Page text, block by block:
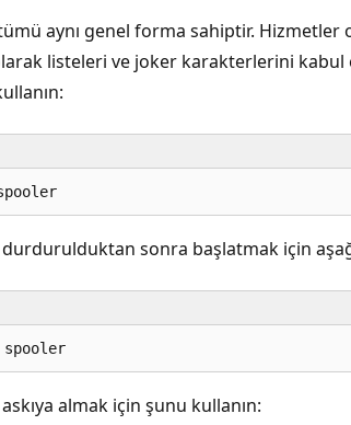
aynı genel forma sahiptir. Hizmetler
listeleri ve joker karakterlerini kabul
sonra başlatmak için
almak için şunu kullanın: